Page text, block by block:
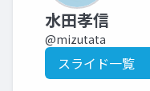
水田孝信
@mizutata
スライド一覧